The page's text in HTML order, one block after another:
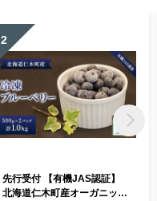
2
先行受付 【有機JAS認証】
北海道仁木町産オーガニック